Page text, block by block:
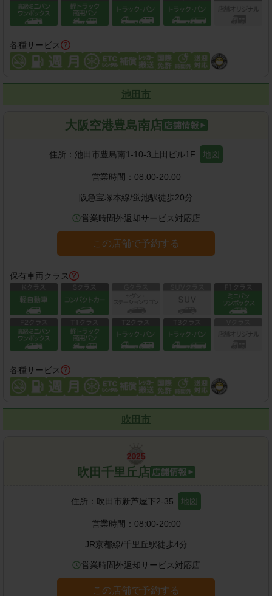
各種サービス
池田市
大阪空港豊島南店
住所： 池田市豊島南1-10-3上田ビル1F 地図
営業時間： 08:00-20:00
阪急宝塚本線/蛍池駅徒歩20分
営業時間外返却サービス対応店
この店舗で予約する
保有車両クラス
各種サービス
吹田市
吹田千里丘店
住所： 吹田市新芦屋下2-35 地図
営業時間： 08:00-20:00
JR京都線/千里丘駅徒歩4分
営業時間外返却サービス対応店
この店舗で予約する